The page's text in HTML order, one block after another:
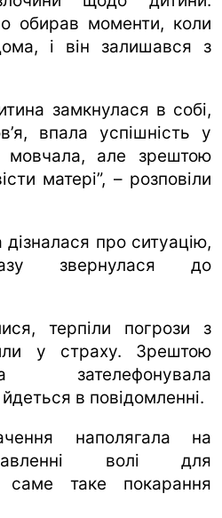
обирав моменти, коли
і він залишався з
замкнулася в собі,
впала успішність у
мовчала, але зрештою
матері”, – розповіли
дізналася про ситуацію,
звернулася до
терпіли погрози з
у страху. Зрештою
в повідомленні.
наполягала на
волі для
саме таке покарання